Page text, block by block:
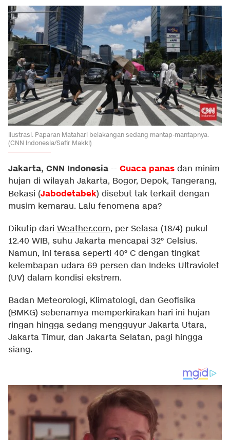
Ilustrasi. Paparan Matahari belakangan sedang mantap-mantapnya.
(CNN Indonesia/Safir Makki)
Jakarta, CNN Indonesia -- Cuaca panas dan minim
hujan di wilayah Jakarta, Bogor, Depok, Tangerang,
Bekasi (Jabodetabek) disebut tak terkait dengan
musim kemarau. Lalu fenomena apa?
Dikutip dari Weather.com, per Selasa (18/4) pukul
12.40 WIB, suhu Jakarta mencapai 32º Celsius.
Namun, ini terasa seperti 40º C dengan tingkat
kelembapan udara 69 persen dan Indeks Ultraviolet
(UV) dalam kondisi ekstrem.
Badan Meteorologi, Klimatologi, dan Geofisika
(BMKG) sebenarnya memperkirakan hari ini hujan
ringan hingga sedang mengguyur Jakarta Utara,
Jakarta Timur, dan Jakarta Selatan, pagi hingga
siang.